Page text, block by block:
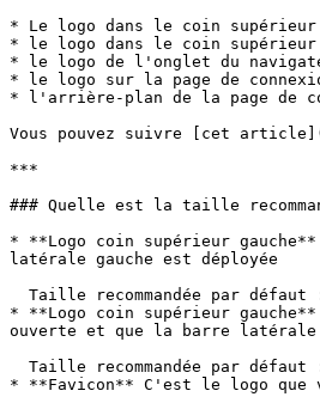
* Le logo dans le coin supérieur
* le logo dans le coin
* le logo de l'onglet du
* le logo sur la page de
* l'arrière-plan de la page de
Vous pouvez suivre [cet
***
### Quelle est la taille
* **Logo coin supérieur
latérale gauche est déployée
* **Logo coin supérieur
ouverte et que la barre latérale
* **Favicon** C'est le logo que